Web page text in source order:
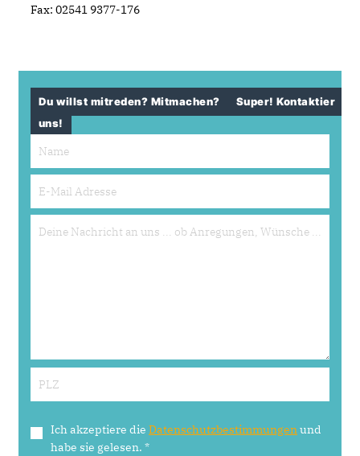
Fax: 02541 9377-176
Du willst mitreden? Mitmachen?
Super! Kontaktier
uns!
Ich akzeptiere die Datenschutzbestimmungenund
habe sie gelesen. *